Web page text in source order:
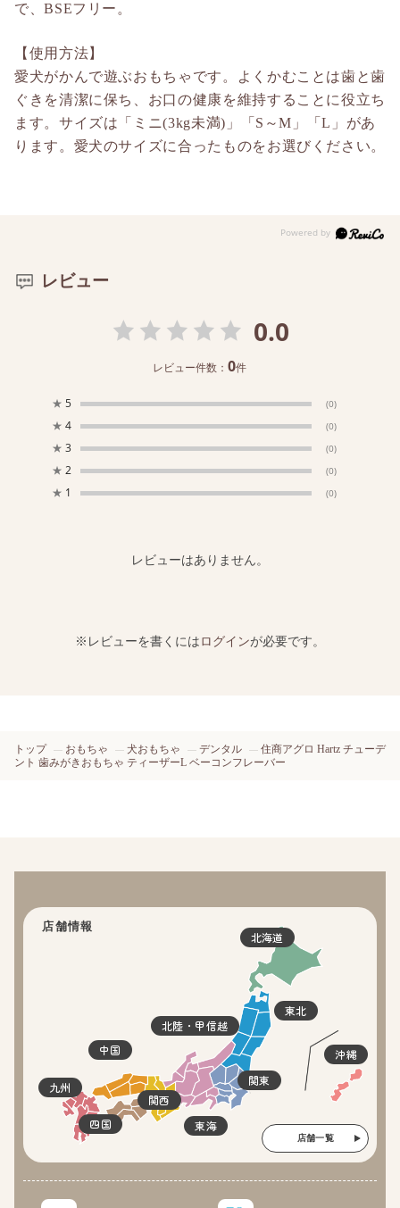
で、BSEフリー。
【使用方法】
愛犬がかんで遊ぶおもちゃです。よくかむことは歯と歯
ぐきを清潔に保ち、お口の健康を維持することに役立ち
ます。サイズは「ミニ(3kg未満)」「S～M」「L」があ
ります。愛犬のサイズに合ったものをお選びください。
レビュー
0.0
レビュー件数：0件
★ 5 (0)
★ 4 (0)
★ 3 (0)
★ 2 (0)
★ 1 (0)
レビューはありません。
※レビューを書くにはログインが必要です。
トップ おもちゃ 犬おもちゃ デンタル
住商アグロ Hartz チューデ
ント 歯みがきおもちゃ ティーザーL ベーコンフレーバー
店舗情報
北海道
東北
関東
北陸・甲信越
東海
関西
四国
中国
九州
沖縄
店舗一覧